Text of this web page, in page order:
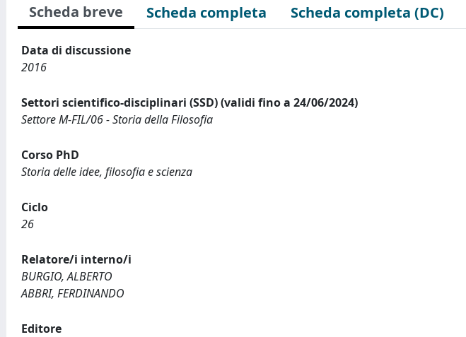
Scheda breve Scheda completa Scheda completa (DC)
Data di discussione
2016
Settori scientifico-disciplinari (SSD) (validi fino a 24/06/2024)
Settore M-FIL/06 - Storia della Filosofia
Corso PhD
Storia delle idee, filosofia e scienza
Ciclo
26
Relatore/i interno/i
BURGIO, ALBERTO
ABBRI, FERDINANDO
Editore